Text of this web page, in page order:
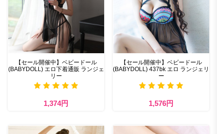
【セール開催中】ベビードール
(BABYDOLL) エロ下着通販 ランジェ
リー
1,374円
【セール開催中】ベビードール
(BABYDOLL) 437bk エロ ランジェリ
ー
1,576円